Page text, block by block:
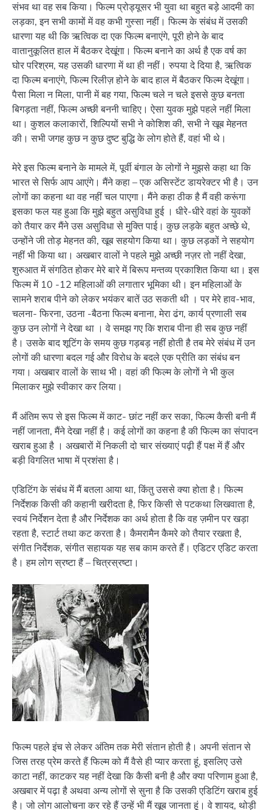
संभव था वह सब किया। फिल्म प्रोड्यूसर भी युवा था बहुत बड़े आदमी का
लड़का, इन सभी कामों में वह कभी गुस्सा नहीं। फिल्म के संबंध में उसकी
धारणा यह थी कि ऋत्विक दा एक फिल्म बनाएंगे, पूरी होने के बाद
वातानुकूलित हाल में बैठकर देखूंगा। फिल्म बनाने का अर्थ है एक वर्ष का
घोर परिश्रम, यह उसकी धारणा में था ही नहीं। रुपया दे दिया है, ऋत्विक
दा फिल्म बनाएंगे, फिल्म रिलीज़ होने के बाद हाल में बैठकर फिल्म देखूंगा।
पैसा मिला न मिला, पानी में बह गया, फिल्म चले न चले इससे कुछ बनता
बिगड़ता नहीं, फिल्म अच्छी बननी चाहिए। ऐसा युवक मुझे पहले नहीं मिला
था। कुशल कलाकारों, शिल्पियों सभी ने कोशिश की, सभी ने खूब मेहनत
की। सभी जगह कुछ न कुछ दुष्ट बुद्धि के लोग होते हैं, वहां भी थे।
मेरे इस फिल्म बनाने के मामले में, पूर्वी बंगाल के लोगों ने मुझसे कहा था कि
भारत से सिर्फ आप आएंगे। मैंने कहा – एक असिस्टेंट डायरेक्टर भी है। उन
लोगों का कहना था वह नहीं चल पाएगा। मैंने कहा ठीक है मैं वही करूंगा
इसका फल यह हुआ कि मुझे बहुत असुविधा हुई । धीरे-धीरे वहां के युवकों
को तैयार कर मैंने उस असुविधा से मुक्ति पाई। कुछ लड़के बहुत अच्छे थे,
उन्होंने जी तोड़ मेहनत की, खूब सहयोग किया था। कुछ लड़कों ने सहयोग
नहीं भी किया था। अखबार वालों ने पहले मुझे अच्छी नज़र तो नहीं देखा,
शुरुआत में संगठित होकर मेरे बारे में बिरूप मन्तव्य प्रकाशित किया था। इस
फिल्म में 10 -12 महिलाओं की लगातार भूमिका थी। इन महिलाओं के
सामने शराब पीने को लेकर भयंकर बातें उठ सकती थी । पर मेरे हाव-भाव,
चलना- फिरना, उठना -बैठना फिल्म बनाना, मेरा ढंग, कार्य प्रणाली सब
कुछ उन लोगों ने देखा था । वे समझ गए कि शराब पीना ही सब कुछ नहीं
है। उसके बाद शूटिंग के समय कुछ गड़बड़ नहीं होती है तब मेरे संबंध में उन
लोगों की धारणा बदल गई और विरोध के बदले एक प्रीति का संबंध बन
गया। अखबार वालों के साथ भी। वहां की फिल्म के लोगों ने भी कुल
मिलाकर मुझे स्वीकार कर लिया।
मैं अंतिम रूप से इस फिल्म में काट- छांट नहीं कर सका, फिल्म कैसी बनी मैं
नहीं जानता, मैंने देखा नहीं है। कई लोगों का कहना है की फिल्म का संपादन
खराब हुआ है । अखबारों में निकली दो चार संख्याएं पढ़ी हैं पक्ष में हैं और
बड़ी विगलित भाषा में प्रशंसा है।
एडिटिंग के संबंध में मैं बतला आया था, किंतु उससे क्या होता है। फिल्म
निर्देशक किसी की कहानी खरीदता है, फिर किसी से पटकथा लिखवाता है,
स्वयं निर्देशन देता है और निर्देशक का अर्थ होता है कि वह ज़मीन पर खड़ा
रहता है, स्टार्ट तथा कट करता है। कैमरामैन कैमरे को तैयार रखता है,
संगीत निर्देशक, संगीत सहायक यह सब काम करते हैं। एडिटर एडिट करता
है। हम लोग स्रष्टा हैं – चित्रस्रष्टा।
फिल्म पहले इंच से लेकर अंतिम तक मेरी संतान होती है। अपनी संतान से
जिस तरह प्रेम करते हैं फिल्म को मैं वैसे ही प्यार करता हूं, इसलिए उसे
काटा नहीं, काटकर यह नहीं देखा कि कैसी बनी है और क्या परिणाम हुआ है,
अखबार में पढ़ा है अथवा अन्य लोगों से सुना है कि उसकी एडिटिंग खराब हुई
है। जो लोग आलोचना कर रहे हैं उन्हें भी मैं खूब जानता हूं। वे शायद, थोड़ी